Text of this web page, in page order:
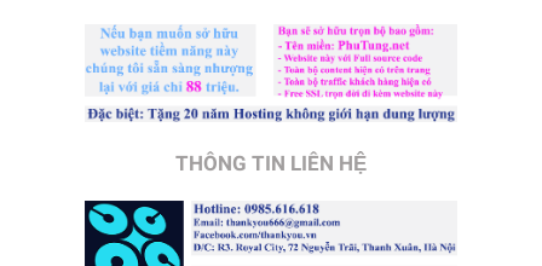
THÔNG TIN LIÊN HỆ